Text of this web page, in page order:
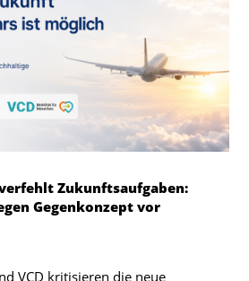
Zukunftsaufgaben:
Gegenkonzept vor
VCD kritisieren die neue